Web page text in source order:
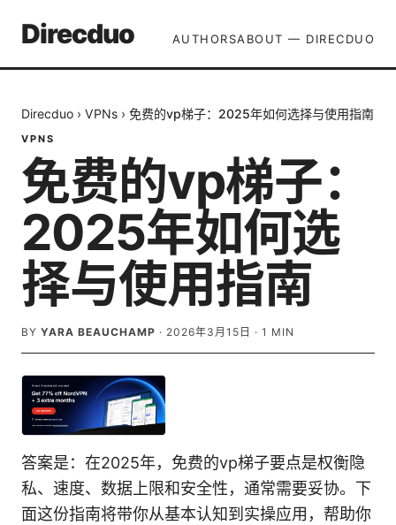
Direcduo AUTHORSABOUT — DIRECDUO
Direcduo › VPNs › 免费的vp梯子：2025年如何选择与使用指南
VPNS
免费的vp梯子：
2025年如何选
择与使用指南
BY YARA BEAUCHAMP · 2026年3月15日 · 1 MIN
答案是：在2025年，免费的vp梯子要点是权衡隐
私、速度、数据上限和安全性，通常需要妥协。下
面这份指南将带你从基本认知到实操应用，帮助你